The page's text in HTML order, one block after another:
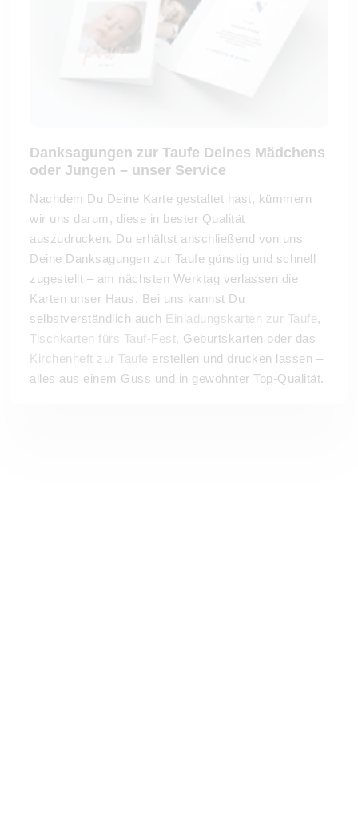
Danksagungen zur Taufe Deines Mädchens
oder Jungen – unser Service
Nachdem Du Deine Karte gestaltet hast, kümmern
wir uns darum, diese in bester Qualität
auszudrucken. Du erhältst anschließend von uns
Deine Danksagungen zur Taufe günstig und schnell
zugestellt – am nächsten Werktag verlassen die
Karten unser Haus. Bei uns kannst Du
selbstverständlich auch Einladungskarten zur Taufe,
Tischkarten fürs Tauf-Fest, Geburtskarten oder das
Kirchenheft zur Taufe erstellen und drucken lassen –
alles aus einem Guss und in gewohnter Top-Qualität.